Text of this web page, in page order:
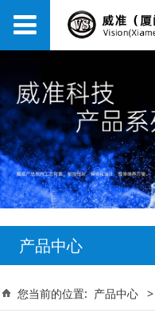
产品中心
您当前的位置: 产品中心 >